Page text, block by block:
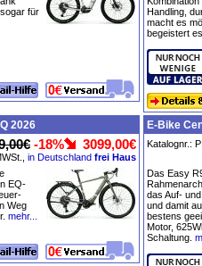
für
Handling,
macht es
begeistert
2026
-18% 3099,00€
in Deutschland frei Haus
EQ-
Weg
mehr...
E-Bike
Katalognr.:
Das Easy
das Auf-
und damit
bestens
Motor,
Schaltung.